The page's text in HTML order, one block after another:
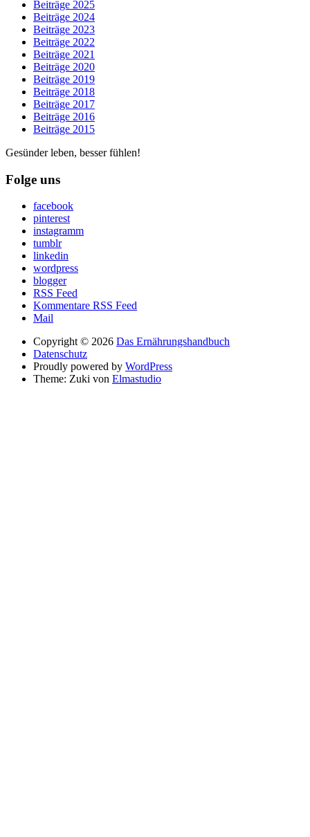
Beiträge 2025
Beiträge 2024
Beiträge 2023
Beiträge 2022
Beiträge 2021
Beiträge 2020
Beiträge 2019
Beiträge 2018
Beiträge 2017
Beiträge 2016
Beiträge 2015
Gesünder leben, besser fühlen!
Folge uns
facebook
pinterest
instagramm
tumblr
linkedin
wordpress
blogger
RSS Feed
Kommentare RSS Feed
Mail
Copyright © 2026 Das Ernährungshandbuch
Datenschutz
Proudly powered by WordPress
Theme: Zuki von Elmastudio